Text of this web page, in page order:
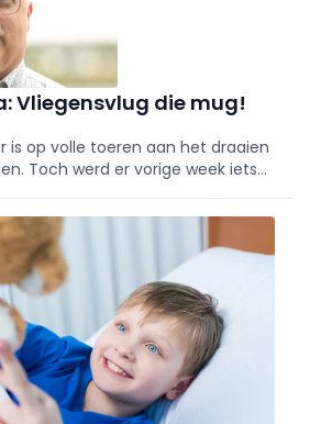
Vliegensvlug die mug!
is op volle toeren aan het draaien
Toch werd er vorige week iets
(Aviation Direct, 2026).